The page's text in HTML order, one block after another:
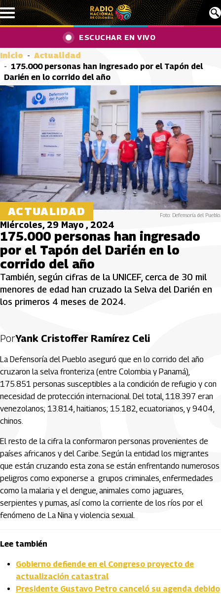
Pasar al contenido principal
ESCUCHAR EN VIVO
Inicio
Actualidad
175.000 personas han ingresado por el Tapón del
Darién en lo corrido del año
ACTUALIDAD Foto: Defensoría del Pueblo.
Miércoles, 29 Mayo , 2024
175.000 personas han ingresado
por el Tapón del Darién en lo
corrido del año
También, según cifras de la UNICEF, cerca de 30 mil
menores de edad han cruzado la Selva del Darién en
los primeros 4 meses de 2024.
PorYank Cristoffer Ramírez Celi
La Defensoría del Pueblo aseguró que en lo corrido del año
cruzaron la selva fronteriza (entre Colombia y Panamá),
175.851 personas susceptibles a la condición de refugio y con
necesidad de protección internacional. Del total, 118.397 eran
venezolanos; 13.814, haitianos; 15.182, ecuatorianos, y 9404,
chinos.
El resto de la cifra la conformaron personas provenientes de
países africanos y del Caribe. Según la entidad los migrantes
que están cruzando esta zona se están enfrentando numerosos
peligros como exponerse a grupos criminales, enfermedades
como la malaria y el dengue, animales como jaguares,
serpientes y pumas, así como la corriente de los ríos por el
fenómeno de La Nina y violencia sexual.
Lee también
Gobierno defiende en el Congreso proyecto de
actualización catastral
Presidente Gustavo Petro canceló su agenda debido